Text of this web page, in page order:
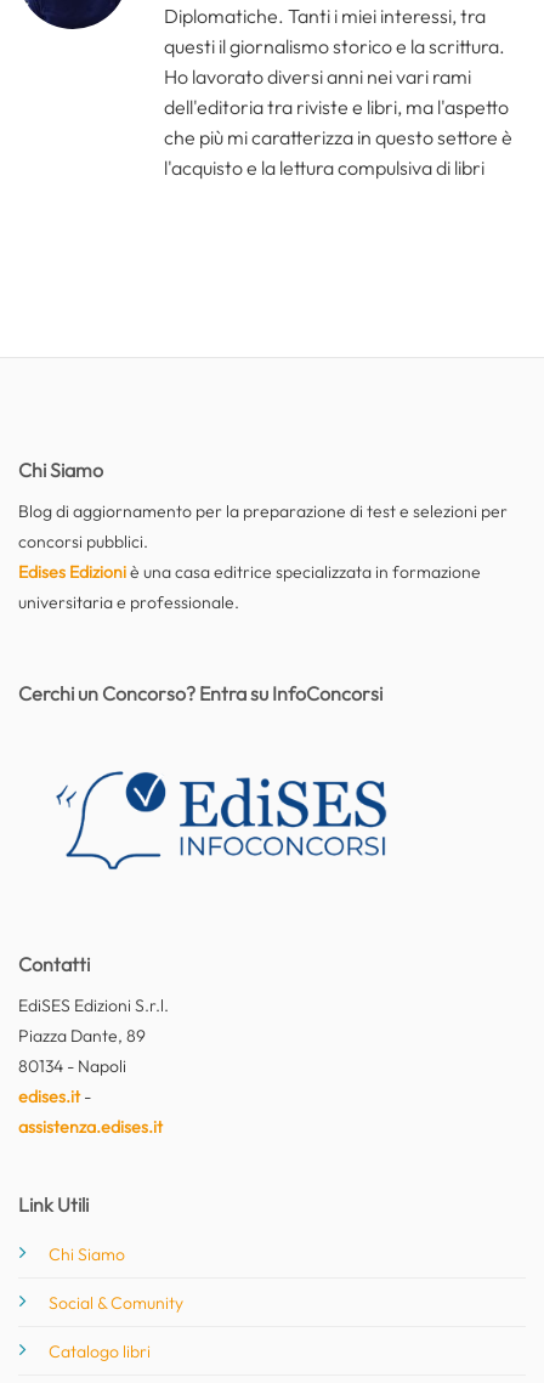
Diplomatiche. Tanti i miei interessi, tra
questi il giornalismo storico e la scrittura.
Ho lavorato diversi anni nei vari rami
dell'editoria tra riviste e libri, ma l'aspetto
che più mi caratterizza in questo settore è
l'acquisto e la lettura compulsiva di libri
Chi Siamo
Blog di aggiornamento per la preparazione di test e selezioni per
concorsi pubblici.
Edises Edizioniè una casa editrice specializzata in formazione
universitaria e professionale.
Contatti
EdiSES Edizioni S.r.l.
Piazza Dante, 89
80134 - Napoli
edises.it-
assistenza.edises.it
Link Utili
Chi Siamo
Social & Comunity
Catalogo libri
Cerchi un Concorso? Entra su InfoConcorsi